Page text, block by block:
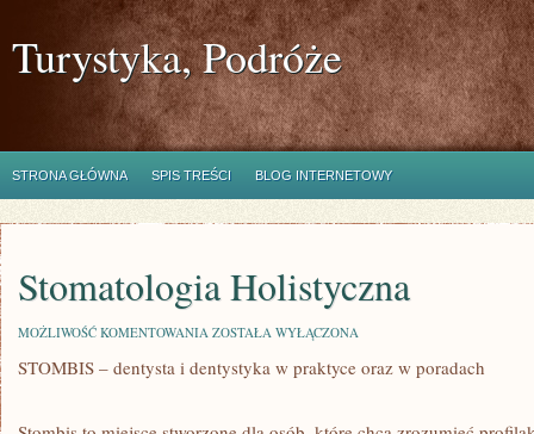
Turystyka, Podróże
STRONA GŁÓWNA SPIS TREŚCI BLOG INTERNETOWY
Stomatologia Holistyczna
MOŻLIWOŚĆ KOMENTOWANIA STOMATOLOGIA
ZOSTAŁA WYŁĄCZONA
STOMBIS – dentysta i dentystyka w praktyce oraz w poradach